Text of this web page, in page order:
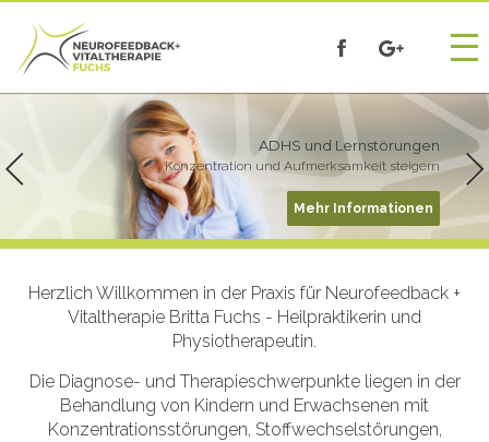
Bio- und Neurofeedback
Trainieren Sie Ihr Potential!
Mehr Informationen
ADHS und Lernstörungen
Konzentration und Aufmerksamkeit steigern
Mehr Informationen
Kopfschmerz- und Migräne
Wir suchen gemeinsam nach der Ursache
Mehr Informationen
Peak-Performance Training
Wollen Sie Ihren Leistungserfolg steigern?
Mehr Informationen
Herzlich Willkommen in der Praxis für Neurofeedback +
Vitaltherapie Britta Fuchs - Heilpraktikerin und
Physiotherapeutin.
Die Diagnose- und Therapieschwerpunkte liegen in der
Behandlung von Kindern und Erwachsenen mit
Konzentrationsstörungen, Stoffwechselstörungen,